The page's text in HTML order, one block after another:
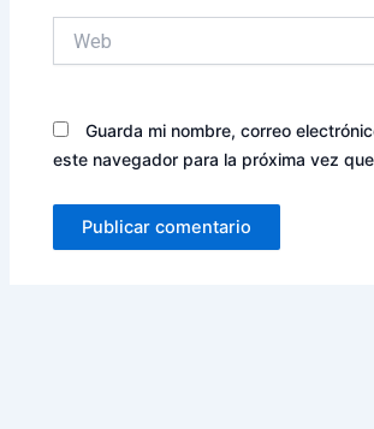
Guarda mi nombre, correo
este navegador para la próxima vez